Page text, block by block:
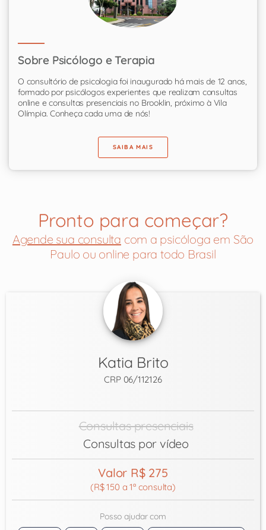
Sobre Psicólogo e Terapia
O consultório de psicologia foi inaugurado há mais de 12 anos,
formado por psicólogos experientes que realizam consultas
online e consultas presenciais no Brooklin, próximo à Vila
Olímpia. Conheça cada uma de nós!
SAIBA MAIS
Pronto para começar?
Agende sua consulta com a psicóloga em São
Paulo ou online para todo Brasil
Katia Brito
CRP 06/112126
Consultas presenciais
Consultas por vídeo
Valor R$ 275
(R$ 150 a 1ª consulta)
Posso ajudar com